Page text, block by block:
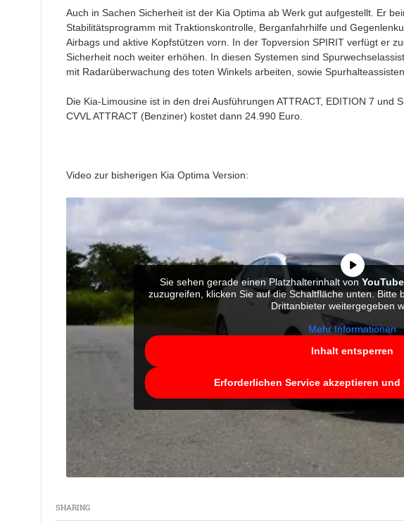
SHARING
Auch in Sachen Sicherheit ist der Kia Optima ab Werk gut aufgestellt. Er
Stabilitätsprogramm mit Traktionskontrolle, Berganfahrhilfe und
Airbags und aktive Kopfstützen vorn. In der Topversion SPIRIT verfügt er
Sicherheit noch weiter erhöhen. In diesen Systemen sind
mit Radarüberwachung des toten Winkels arbeiten, sowie
Die Kia-Limousine ist in den drei Ausführungen ATTRACT, EDITION 7 und
CVVL ATTRACT (Benziner) kostet dann 24.990 Euro.
Video zur bisherigen Kia Optima Version:
Sie sehen gerade einen Platzhalterinhalt von YouTube
zuzugreifen, klicken Sie auf die Schaltfläche unten. Bitte
Drittanbieter weitergegeben
Mehr Informationen
Inhalt entsperren
Erforderlichen Service akzeptieren